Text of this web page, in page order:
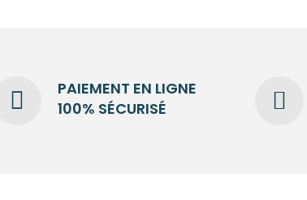
PAIEMENT EN LIGNE
100% SÉCURISÉ